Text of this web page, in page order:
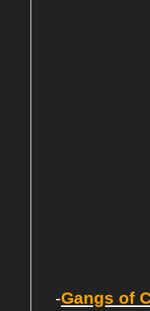
-Gangs of